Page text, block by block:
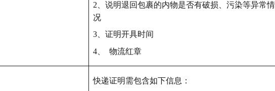
2、说明退回包裹的内物是否有破损、污染等异常情
况
3、证明开具时间
4、 物流红章
快递证明需包含如下信息：